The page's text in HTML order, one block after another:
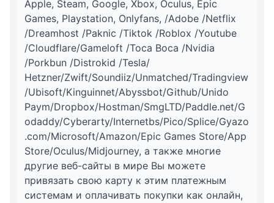
Apple, Steam, Google, Xbox, Oculus, Epic
Games, Playstation, Onlyfans, /Adobe /Netflix
/Dreamhost /Paknic /Tiktok /Roblox /Youtube
/Cloudflare/Gameloft /Toca Boca /Nvidia
/Porkbun /Distrokid /Tesla/
Hetzner/Zwift/Soundiiz/Unmatched/Tradingview
/Ubisoft/Kinguinnet/Abyssbot/Github/Unido
Paym/Dropbox/Hostman/SmgLTD/Paddle.net/G
odaddy/Cyberarty/Internetbs/Pico/Splice/Gyazo
.com/Microsoft/Amazon/Epic Games Store/App
Store/Oculus/Midjourney, а также многие
другие веб-сайты в мире Вы можете
привязать свою карту к этим платежным
системам и оплачивать покупки как онлайн,